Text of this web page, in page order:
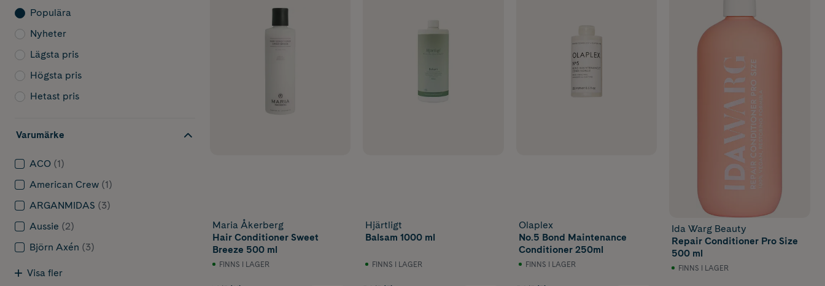
Populära
Nyheter
Lägsta pris
Högsta pris
Hetast pris
Varumärke
ACO (1)
American Crew (1)
ARGANMIDAS (3)
Aussie (2)
Björn Axén (3)
Visa fler
Maria Åkerberg
Hair Conditioner Sweet
Breeze 500 ml
FINNS I LAGER
Hjärtligt
Balsam 1000 ml
FINNS I LAGER
Olaplex
No.5 Bond Maintenance
Conditioner 250ml
FINNS I LAGER
Ida Warg Beauty
Repair Conditioner Pro Size
500 ml
FINNS I LAGER